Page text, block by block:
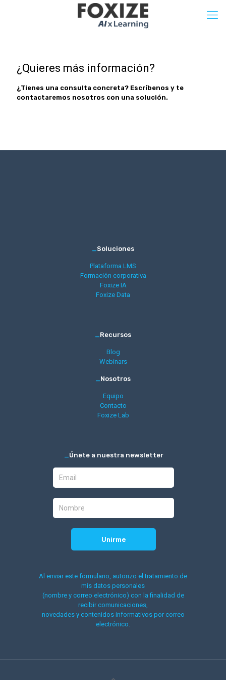
¿Quieres más información?
¿Tienes una consulta concreta? Escríbenos y te
contactaremos nosotros con una solución.
Soluciones
Plataforma LMS
Formación corporativa
Foxize IA
Foxize Data
Recursos
Blog
Webinars
Nosotros
Equipo
Contacto
Foxize Lab
Únete a nuestra newsletter
Al enviar este formulario, autorizo el tratamiento de
mis datos personales
(nombre y correo electrónico) con la finalidad de
recibir comunicaciones,
novedades y contenidos informativos por correo
electrónico.